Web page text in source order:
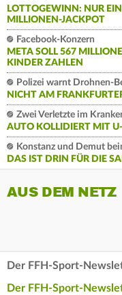
LOTTOGEWINN: NUR
MILLIONEN-JACKPOT
Facebook-Konzern
META SOLL 567
KINDER ZAHLEN
Polizei warnt Drohnen-
NICHT AM
Zwei Verletzte im
AUTO KOLLIDIERT MIT
Konstanz und Demut
DAS IST DRIN FÜR DIE
AUS DEM NETZ
Der FFH-Sport-
Der FFH-Sport-